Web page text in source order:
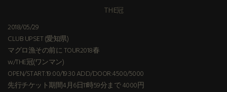
THE冠
2018/05/29
CLUB UPSET (愛知県)
マグロ漁その前に TOUR2018春
w/THE冠(ワンマン)
OPEN/START:19:00/19:30 ADD/DOOR:4500/5000
先行チケット期間4月6日11時59分まで 4000円